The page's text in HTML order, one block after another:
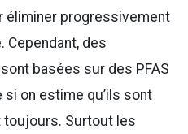
progressivement
Cependant, des
basées sur des PFAS
on estime qu’ils sont
toujours. Surtout les